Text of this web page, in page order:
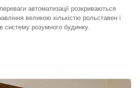
автоматизації розкриваються
великою кількістю рольставен і
в систему розумного будинку.